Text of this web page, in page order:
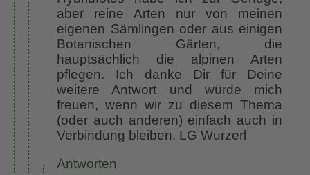
aber reine Arten nur von meinen
eigenen Sämlingen oder aus einigen
Botanischen Gärten, die
hauptsächlich die alpinen Arten
pflegen. Ich danke Dir für Deine
weitere Antwort und würde mich
freuen, wenn wir zu diesem Thema
(oder auch anderen) einfach auch in
Verbindung bleiben. LG Wurzerl
Antworten